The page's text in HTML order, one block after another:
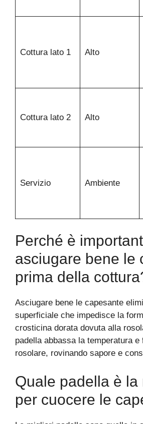
Cottura lato 1 Alto
Cottura lato 2 Alto
Servizio Ambiente
Perché è
asciugare bene le
prima della
Asciugare bene le capesante
superficiale che impedisce la
crosticina dorata dovuta alla
padella abbassa la temperatura
rosolare, rovinando sapore e
Quale padella è la
per cuocere le